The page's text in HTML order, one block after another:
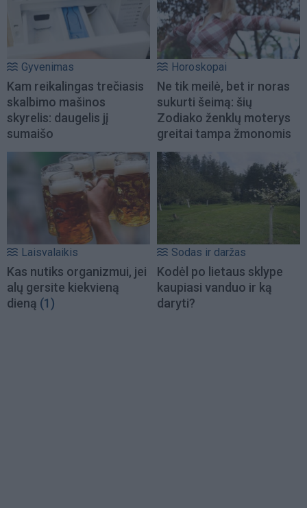
Gyvenimas
Kam reikalingas trečiasis
skalbimo mašinos
skyrelis: daugelis jį
sumaišo
Horoskopai
Ne tik meilė, bet ir noras
sukurti šeimą: šių
Zodiako ženklų moterys
greitai tampa žmonomis
Laisvalaikis
Kas nutiks organizmui, jei
alų gersite kiekvieną
dieną (1)
Sodas ir daržas
Kodėl po lietaus sklype
kaupiasi vanduo ir ką
daryti?